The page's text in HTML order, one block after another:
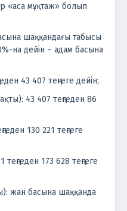
«аса мұқтаж» болып
шаққандағы табысы
на дейін – адам басына
43 407 теңгеге дейін;
43 407 теңгеден 86
130 221 теңгеге
173 628 теңгеге
жан басына шаққанда